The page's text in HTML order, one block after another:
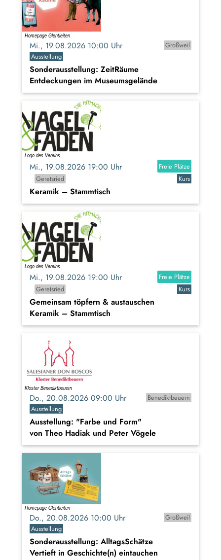
Mi., 19.08.2026 10:00 Uhr
Großweil
Ausstellung
Sonderausstellung: ZeitRäume
Entdeckungen im Museumsgelände
Mi., 19.08.2026 19:00 Uhr
Freie Plätze
Geretsried
Kurs
Keramik – Stammtisch
Mi., 19.08.2026 19:00 Uhr
Freie Plätze
Geretsried
Kurs
Gemeinsam töpfern & austauschen
Keramik – Stammtisch
Do., 20.08.2026 09:00 Uhr
Benediktbeuern
Ausstellung
Ausstellung: "Farbe und Form"
von Theo Hadiak und Peter Vögele
Do., 20.08.2026 10:00 Uhr
Großweil
Ausstellung
Sonderausstellung: AlltagsSchätze
Vertieft in Geschichte(n) eintauchen